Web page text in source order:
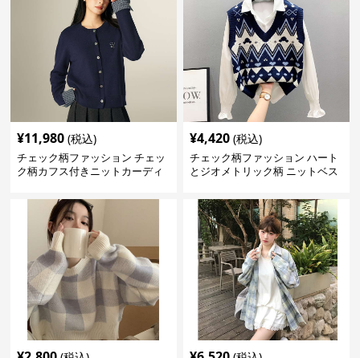
¥11,980 (税込)
チェック柄ファッション チェッ
ク柄カフス付きニットカーディ
¥4,420 (税込)
チェック柄ファッション ハート
とジオメトリック柄 ニットベス